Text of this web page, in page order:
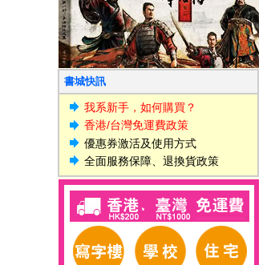
書城快訊
我系新手，如何購買？
香港/台灣免運費政策
優惠券激活及使用方式
全面服務保障、退換貨政策